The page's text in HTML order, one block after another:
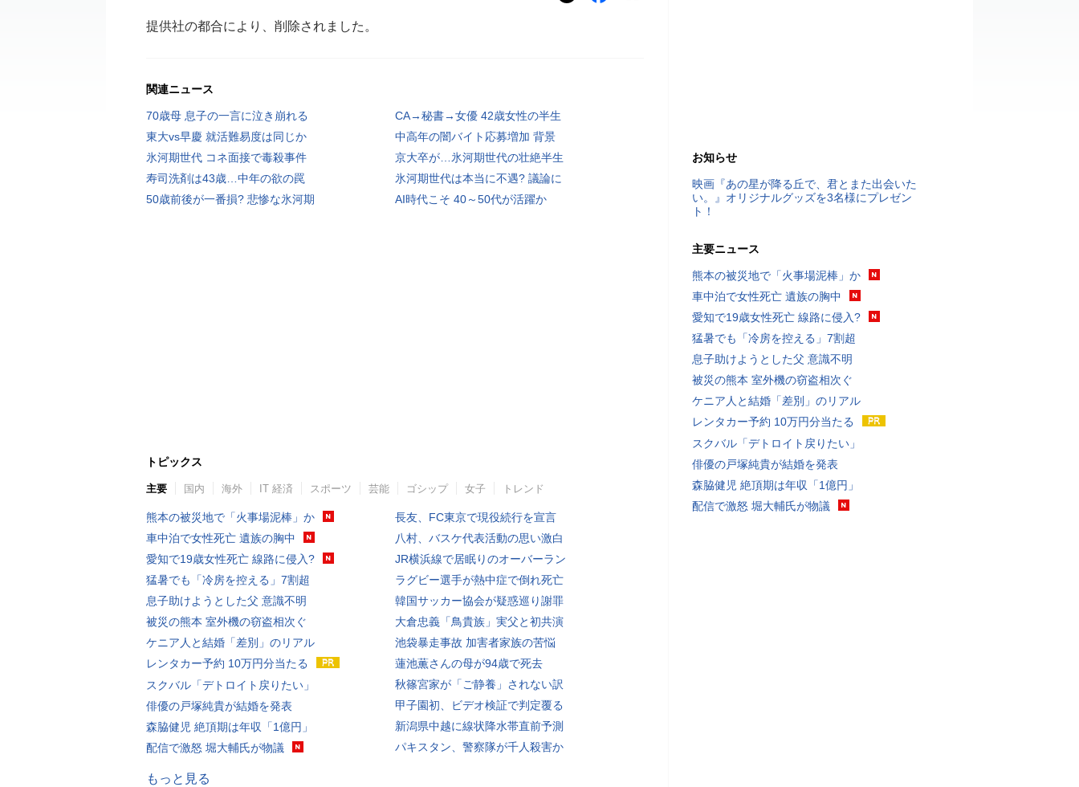
提供社の都合により、削除されました。
関連ニュース
70歳母 息子の一言に泣き崩れる
CA→秘書→女優 42歳女性の半生
東大vs早慶 就活難易度は同じか
中高年の闇バイト応募増加 背景
氷河期世代 コネ面接で毒殺事件
京大卒が…氷河期世代の壮絶半生
寿司洗剤は43歳…中年の欲の罠
氷河期世代は本当に不遇? 議論に
50歳前後が一番損? 悲惨な氷河期
AI時代こそ 40～50代が活躍か
トピックス
主要 国内 海外 IT 経済 スポーツ 芸能 ゴシップ 女子 トレンド
熊本の被災地で「火事場泥棒」か
車中泊で女性死亡 遺族の胸中
愛知で19歳女性死亡 線路に侵入?
猛暑でも「冷房を控える」7割超
息子助けようとした父 意識不明
被災の熊本 室外機の窃盗相次ぐ
ケニア人と結婚「差別」のリアル
レンタカー予約 10万円分当たる
スクバル「デトロイト戻りたい」
俳優の戸塚純貴が結婚を発表
森脇健児 絶頂期は年収「1億円」
配信で激怒 堀大輔氏が物議
長友、FC東京で現役続行を宣言
八村、バスケ代表活動の思い激白
JR横浜線で居眠りのオーバーラン
ラグビー選手が熱中症で倒れ死亡
韓国サッカー協会が疑惑巡り謝罪
大倉忠義「鳥貴族」実父と初共演
池袋暴走事故 加害者家族の苦悩
蓮池薫さんの母が94歳で死去
秋篠宮家が「ご静養」されない訳
甲子園初、ビデオ検証で判定覆る
新潟県中越に線状降水帯直前予測
パキスタン、警察隊が千人殺害か
もっと見る
お知らせ
映画『あの星が降る丘で、君とまた出会いた
い。』オリジナルグッズを3名様にプレゼン
ト！
主要ニュース
熊本の被災地で「火事場泥棒」か
車中泊で女性死亡 遺族の胸中
愛知で19歳女性死亡 線路に侵入?
猛暑でも「冷房を控える」7割超
息子助けようとした父 意識不明
被災の熊本 室外機の窃盗相次ぐ
ケニア人と結婚「差別」のリアル
レンタカー予約 10万円分当たる
スクバル「デトロイト戻りたい」
俳優の戸塚純貴が結婚を発表
森脇健児 絶頂期は年収「1億円」
配信で激怒 堀大輔氏が物議